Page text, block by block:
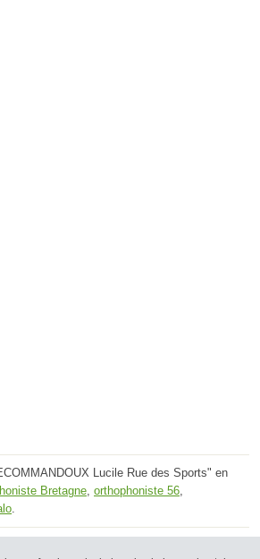
Lucile Rue des Sports" en
Bretagne, orthophoniste 56,
.